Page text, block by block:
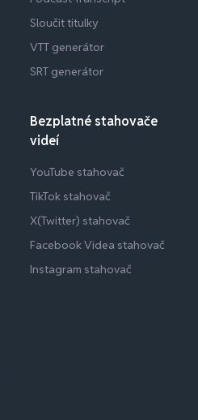
Sloučit titulky
VTT generátor
SRT generátor
Bezplatné stahovače
videí
YouTube stahovač
TikTok stahovač
X(Twitter) stahovač
Facebook Videa stahovač
Instagram stahovač